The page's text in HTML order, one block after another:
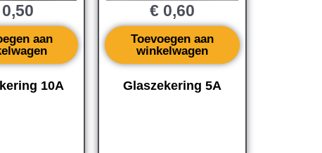
10A
aan
Glaszekering 5A
€ 0,60
Toevoegen aan
winkelwagen